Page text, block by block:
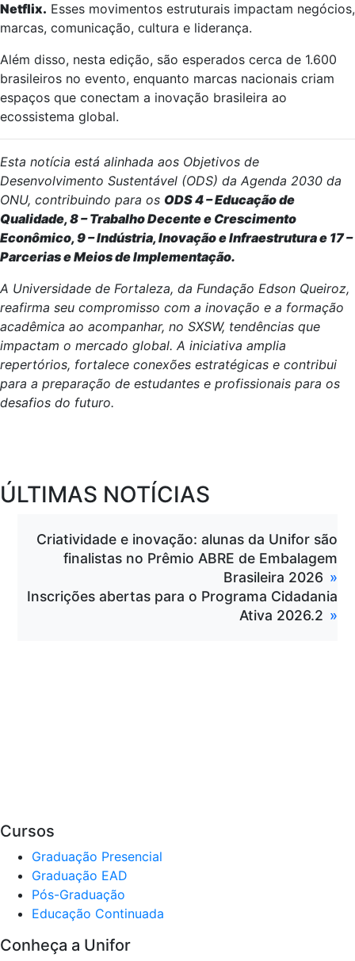
Netflix. Esses movimentos estruturais impactam negócios,
marcas, comunicação, cultura e liderança.
Além disso, nesta edição, são esperados cerca de 1.600
brasileiros no evento, enquanto marcas nacionais criam
espaços que conectam a inovação brasileira ao
ecossistema global.
Esta notícia está alinhada aos Objetivos de
Desenvolvimento Sustentável (ODS) da Agenda 2030 da
ONU, contribuindo para os ODS 4 – Educação de
Qualidade, 8 – Trabalho Decente e Crescimento
Econômico, 9 – Indústria, Inovação e Infraestrutura e 17 –
Parcerias e Meios de Implementação.
A Universidade de Fortaleza, da Fundação Edson Queiroz,
reafirma seu compromisso com a inovação e a formação
acadêmica ao acompanhar, no SXSW, tendências que
impactam o mercado global. A iniciativa amplia
repertórios, fortalece conexões estratégicas e contribui
para a preparação de estudantes e profissionais para os
desafios do futuro.
ÚLTIMAS NOTÍCIAS
Criatividade e inovação: alunas da Unifor são
finalistas no Prêmio ABRE de Embalagem
Brasileira 2026
Inscrições abertas para o Programa Cidadania
Ativa 2026.2
Cursos
Graduação Presencial
Graduação EAD
Pós-Graduação
Educação Continuada
Conheça a Unifor